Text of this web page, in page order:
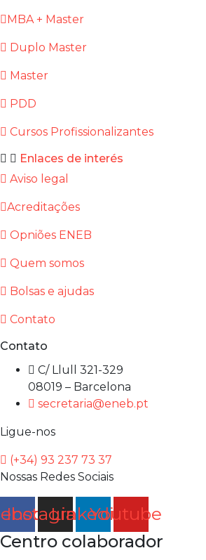
MBA + Master
Duplo Master
Master
PDD
Cursos Profissionalizantes
Enlaces de interés
Aviso legal
Acreditações
Opniões ENEB
Quem somos
Bolsas e ajudas
Contato
Contato
C/ Llull 321-329
08019 – Barcelona
secretaria@eneb.pt
Ligue-nos
(+34) 93 237 73 37
Nossas Redes Sociais
Instagram
LinkedinYoutube
Centro colaborador